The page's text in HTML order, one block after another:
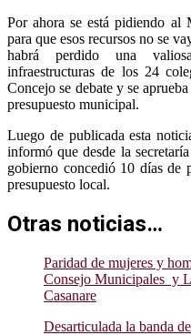
Por ahora se está pidiendo al
para que esos recursos no se
habrá perdido una
infraestructuras de los 24
Concejo se debate y se
presupuesto municipal.
Luego de publicada esta
informó que desde la
gobierno concedió 10 días de
presupuesto local.
Otras noticias…
Paridad de mujeres y
Consejo Municipales y
Casanare
Desarticulada la banda